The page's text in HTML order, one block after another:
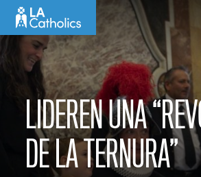
content
LIDEREN UNA
DE LA TERNURA”